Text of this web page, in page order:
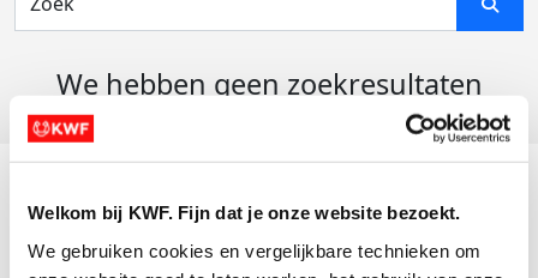
Welkom bij KWF. Fijn dat je onze website bezoekt.
We gebruiken cookies en vergelijkbare technieken om
We hebben geen zoekresultaten
Actiematerialen
Evenementen